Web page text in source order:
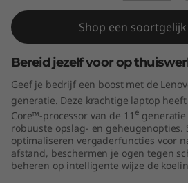
n
2
n
Shop een
Bereid jezelf voor op
Geef je bedrijf een boost met de
generatie. Deze krachtige laptop
Core™-processor van de 11 e
robuuste opslag- en geheugenopties.
optimaliseren vergaderfuncties voor
afstand, beschermen je ogen tegen
beheren op intelligente wijze de